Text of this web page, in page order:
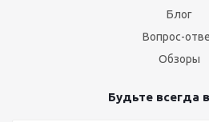
Блог
Вопрос-
Обзоры
Будьте всегда